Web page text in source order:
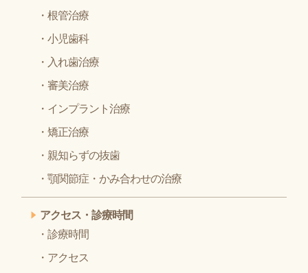
根管治療
小児歯科
入れ歯治療
審美治療
インプラント治療
矯正治療
親知らずの抜歯
顎関節症・かみ合わせの治療
アクセス・診療時間
診療時間
アクセス